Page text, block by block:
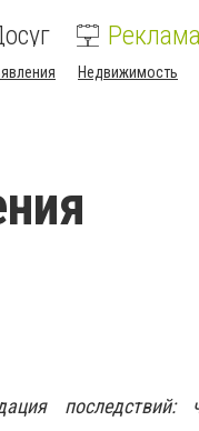
Недвижимость
последствий: